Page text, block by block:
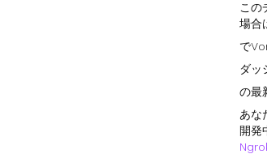
この
場合
で
ダッ
の最
あな
開発